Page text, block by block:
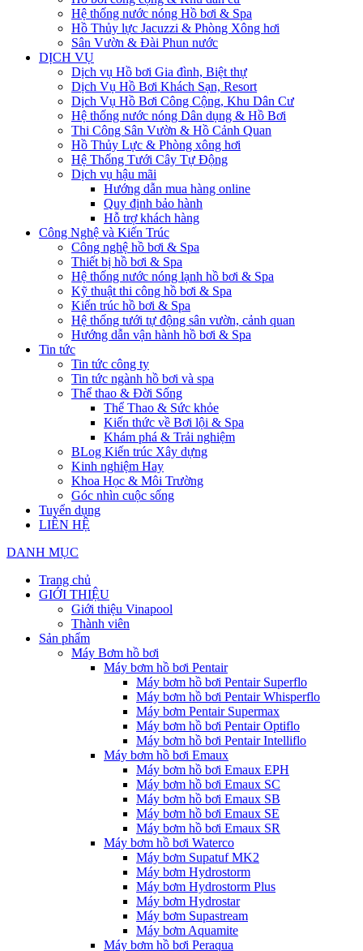
Hệ thống nước nóng Hồ bơi & Spa
Hồ Thủy lực Jacuzzi & Phòng Xông hơi
Sân Vườn & Đài Phun nước
DỊCH VỤ
Dịch vụ Hồ bơi Gia đình, Biệt thự
Dịch Vụ Hồ Bơi Khách Sạn, Resort
Dịch Vụ Hồ Bơi Công Cộng, Khu Dân Cư
Hệ thống nước nóng Dân dụng & Hồ Bơi
Thi Công Sân Vườn & Hồ Cảnh Quan
Hồ Thủy Lực & Phòng xông hơi
Hệ Thống Tưới Cây Tự Động
Dịch vụ hậu mãi
Hướng dẫn mua hàng online
Quy định bảo hành
Hỗ trợ khách hàng
Công Nghệ và Kiến Trúc
Công nghệ hồ bơi & Spa
Thiết bị hồ bơi & Spa
Hệ thống nước nóng lạnh hồ bơi & Spa
Kỹ thuật thi công hồ bơi & Spa
Kiến trúc hồ bơi & Spa
Hệ thống tưới tự động sân vườn, cảnh quan
Hướng dẫn vận hành hồ bơi & Spa
Tin tức
Tin tức công ty
Tin tức ngành hồ bơi và spa
Thể thao & Đời Sống
Thể Thao & Sức khỏe
Kiến thức về Bơi lội & Spa
Khám phá & Trải nghiệm
BLog Kiến trúc Xây dựng
Kinh nghiệm Hay
Khoa Học & Môi Trường
Góc nhìn cuộc sống
Tuyển dụng
LIÊN HỆ
DANH MỤC
Trang chủ
GIỚI THIỆU
Giới thiệu Vinapool
Thành viên
Sản phẩm
Máy Bơm hồ bơi
Máy bơm hồ bơi Pentair
Máy bơm hồ bơi Pentair Superflo
Máy bơm hồ bơi Pentair Whisperflo
Máy bơm Pentair Supermax
Máy bơm hồ bơi Pentair Optiflo
Máy bơm hồ bơi Pentair Intelliflo
Máy bơm hồ bơi Emaux
Máy bơm hồ bơi Emaux EPH
Máy bơm hồ bơi Emaux SC
Máy bơm hồ bơi Emaux SB
Máy bơm hồ bơi Emaux SE
Máy bơm hồ bơi Emaux SR
Máy bơm hồ bơi Waterco
Máy bơm Supatuf MK2
Máy bơm Hydrostorm
Máy bơm Hydrostorm Plus
Máy bơm Hydrostar
Máy bơm Supastream
Máy bơm Aquamite
Máy bơm hồ bơi Peraqua